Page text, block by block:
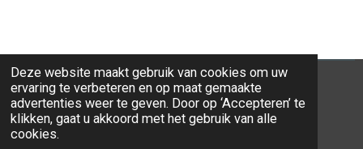
Deze website maakt gebruik van cookies om uw
ervaring te verbeteren en op maat gemaakte
advertenties weer te geven. Door op ‘Accepteren’ te
klikken, gaat u akkoord met het gebruik van alle
cookies.
© 2026 Ravi-Stones